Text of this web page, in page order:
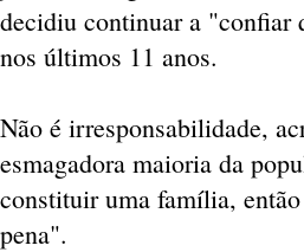
decidiu continuar a "confiar
nos últimos 11 anos.
Não é irresponsabilidade,
esmagadora maioria da
constituir uma família,
pena".